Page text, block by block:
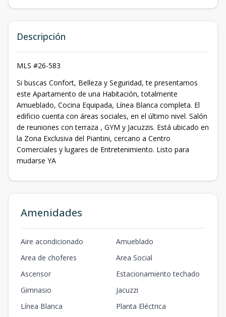
Descripción
MLS #26-583
Si buscas Confort, Belleza y Seguridad, te presentamos
este Apartamento de una Habitación, totalmente
Amueblado, Cocina Equipada, Línea Blanca completa. El
edificio cuenta con áreas sociales, en el último nivel. Salón
de reuniones con terraza , GYM y Jacuzzis. Está ubicado en
la Zona Exclusiva del Piantini, cercano a Centro
Comerciales y lugares de Entretenimiento. Listo para
mudarse YA
Amenidades
Aire acondicionado
Amueblado
Area de choferes
Area Social
Ascensor
Estacionamiento techado
Gimnasio
Jacuzzi
Línea Blanca
Planta Eléctrica